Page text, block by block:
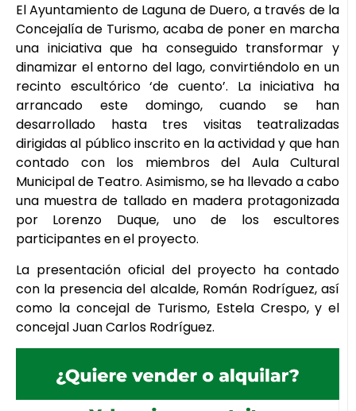
El Ayuntamiento de Laguna de Duero, a través de la
Concejalía de Turismo, acaba de poner en marcha
una iniciativa que ha conseguido transformar y
dinamizar el entorno del lago, convirtiéndolo en un
recinto escultórico ‘de cuento’. La iniciativa ha
arrancado este domingo, cuando se han
desarrollado hasta tres visitas teatralizadas
dirigidas al público inscrito en la actividad y que han
contado con los miembros del Aula Cultural
Municipal de Teatro. Asimismo, se ha llevado a cabo
una muestra de tallado en madera protagonizada
por Lorenzo Duque, uno de los escultores
participantes en el proyecto.
La presentación oficial del proyecto ha contado
con la presencia del alcalde, Román Rodríguez, así
como la concejal de Turismo, Estela Crespo, y el
concejal Juan Carlos Rodríguez.